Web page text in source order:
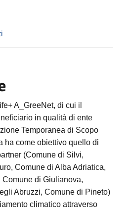
A_GreeNet, di cui il
in qualità di ente
Temporanea di Scopo
ha come obiettivo quello di
(Comune di Silvi,
Comune di Alba Adriatica,
Comune di Giulianova,
Abruzzi, Comune di Pineto)
climatico attraverso